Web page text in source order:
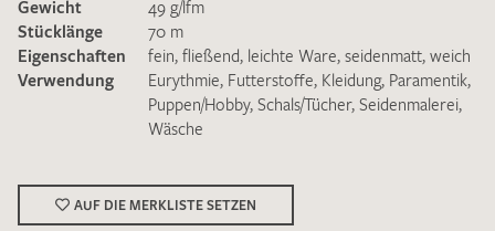
Ich bin damit einverstanden, dass meine angegebenen Daten
zur Beantwortung meiner Musteranfrage genutzt werden.
DieDatenschutzbestimmungenhabe ich zur Kenntnis
genommen und akzeptiere diese.
Gewicht
49 g/lfm
Stücklänge
70 m
Eigenschaften
fein, fließend, leichte Ware, seidenmatt, weich
Verwendung
Eurythmie, Futterstoffe, Kleidung, Paramentik,
Puppen/Hobby, Schals/Tücher, Seidenmalerei,
Wäsche
AUF DIE MERKLISTE SETZEN